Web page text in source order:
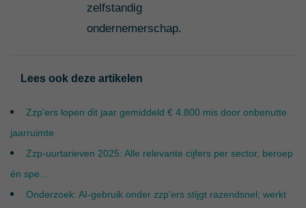
zelfstandig
ondernemerschap.
Lees ook deze artikelen
Zzp’ers lopen dit jaar gemiddeld € 4.800 mis door onbenutte
jaarruimte
Zzp-uurtarieven 2025: Alle relevante cijfers per sector, beroep
én spe...
Onderzoek: AI-gebruik onder zzp'ers stijgt razendsnel; werkt